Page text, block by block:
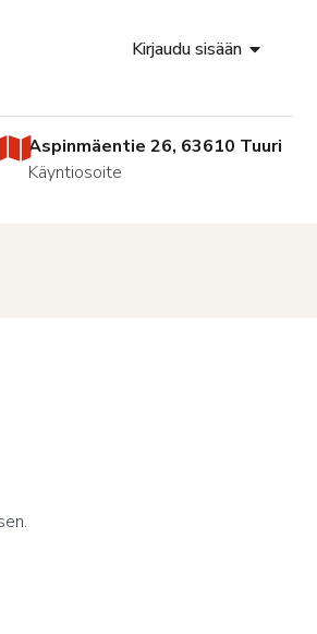
Kirjaudu sisään
Aspinmäentie 26, 63610 Tuuri
Käyntiosoite